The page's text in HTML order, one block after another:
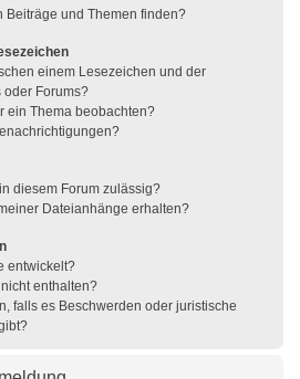
Beiträge und Themen finden?
einem Lesezeichen und der
oder Forums?
ein Thema beobachten?
diesem Forum zulässig?
Dateianhänge erhalten?
entwickelt?
enthalten?
falls es Beschwerden oder juristische